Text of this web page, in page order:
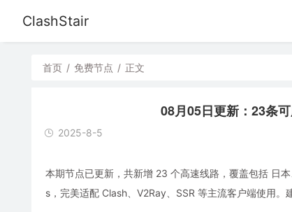
ClashStair
首页 / 免费节点 / 正文
08月05日更新：23条
2025-8-5
本期节点已更新，共新增 23 个高速线路，覆盖包括 日
s，完美适配 Clash、V2Ray、SSR 等主流客户端使用。